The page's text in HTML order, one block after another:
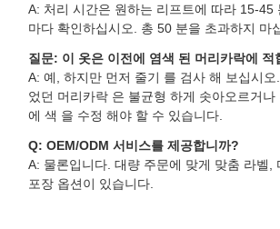
A: 처리 시간은 원하는 리프트에 따라 15-45
마다 확인하십시오. 총 50 분을 초과하지 마
질문: 이 옷은 이전에 염색 된 머리카락에 적
A: 예, 하지만 먼저 줄기 를 검사 해 보십시오
었던 머리카락 은 불균형 하게 솟아오르거나
에 색 을 수정 해야 할 수 있습니다.
Q: OEM/ODM 서비스를 제공합니까?
A: 물론입니다. 대량 주문에 맞게 맞춤 라벨,
포장 옵션이 있습니다.